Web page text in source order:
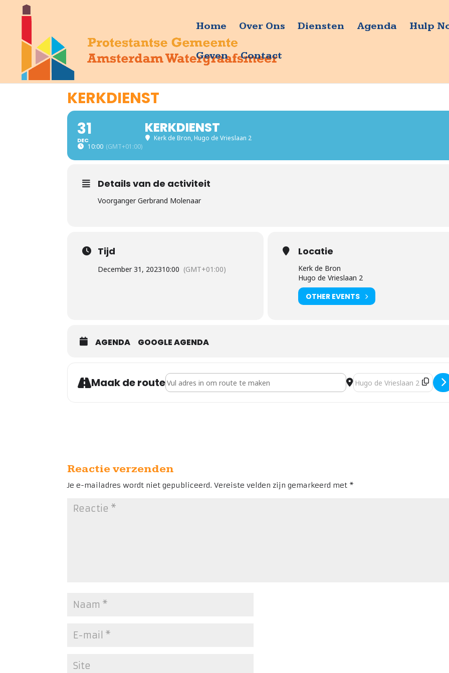
Home Over Ons Diensten Agenda Hulp
Geven Contact
KERKDIENST
31
DEC
10:00 (GMT+01:00)
KERKDIENST
Kerk de Bron, Hugo de Vrieslaan 2
Details van de activiteit
Voorganger Gerbrand Molenaar
Tijd
December 31, 202310:00 (GMT+01:00)
Locatie
Kerk de Bron
Hugo de Vrieslaan 2
OTHER EVENTS
AGENDA GOOGLE AGENDA
Maak de routeAddress - Kerkdienst [yQmocinaj] Destination Address -
Reactie verzenden
Je e-mailadres wordt niet gepubliceerd. Vereiste velden zijn gemarkeerd met *